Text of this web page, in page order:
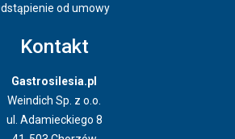
od umowy
Kontakt
Gastrosilesia.pl
Weindich Sp. z o.o.
ul. Adamieckiego 8